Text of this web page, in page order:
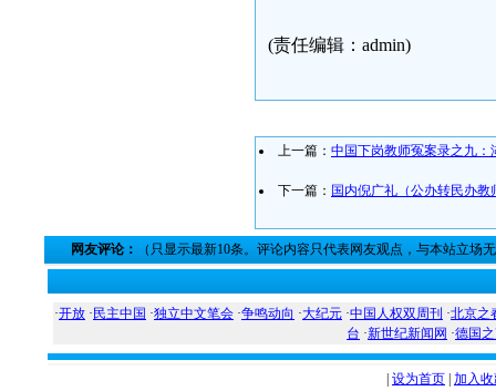
(责任编辑：admin)
上一篇： 中国下岗教师冤案录之九：
下一篇： 国内倪广礼（公办转民办
网友评论： （只显示最新10条。评论内容只代表网友观点，与本站立场
·开放 · 民主中国 ·独立中文笔会 ·争鸣动向 ·大纪元 ·中国人权双周刊 ·北京之
台 ·新世纪新闻网 ·德国
设为首页 加入